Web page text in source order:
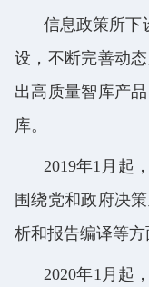
信息政策所下
设，不断完善动
出高质量智库产
库。
2019年1 月起
围绕党和政府决
析和报告编译等
2020年1 月起